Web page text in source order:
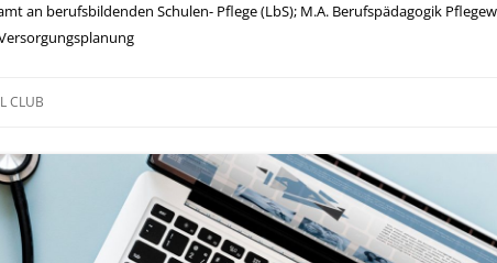
an berufsbildenden Schulen- Pflege (LbS); M.A. Berufspädagogik
CLUB